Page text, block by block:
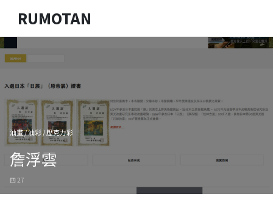
RUMOTAN
油畫 / 油彩 / 壓克力彩
詹浮雲
四 27